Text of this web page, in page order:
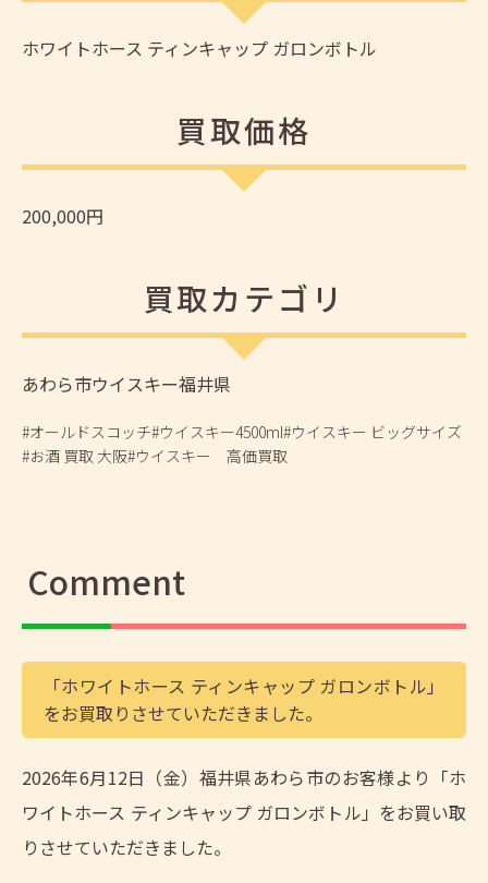
ホワイトホース ティンキャップ ガロンボトル
買取価格
200,000円
買取カテゴリ
あわら市ウイスキー福井県
#オールドスコッチ#ウイスキー4500ml#ウイスキー ビッグサイズ
#お酒 買取 大阪#ウイスキー 高価買取
Comment
「ホワイトホース ティンキャップ ガロンボトル」
をお買取りさせていただきました。
2026年6月12日（金）福井県あわら市のお客様より「ホ
ワイトホース ティンキャップ ガロンボトル」をお買い取
りさせていただきました。